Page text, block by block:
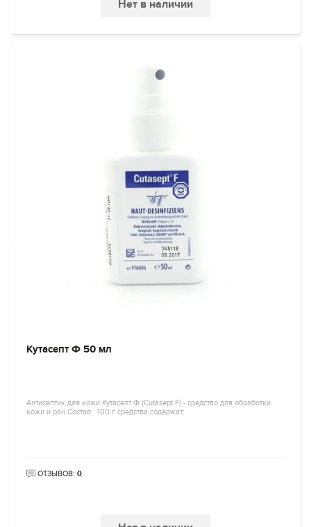
Нет в наличии
Кутасепт Ф 50 мл
Антисептик для кожи Кутасепт Ф (Cutasept F) - средство для обработки
кожи и ран Состав: 100 г средства содержат:
ОТЗЫВОВ: 0